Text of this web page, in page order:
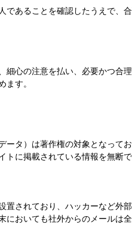
あることを確認したうえで、
心の注意を払い、必要かつ合
ます。
タ）は著作権の対象となって
に掲載されている情報を無断
されており、ハッカーなど外
おいても社外からのメールは